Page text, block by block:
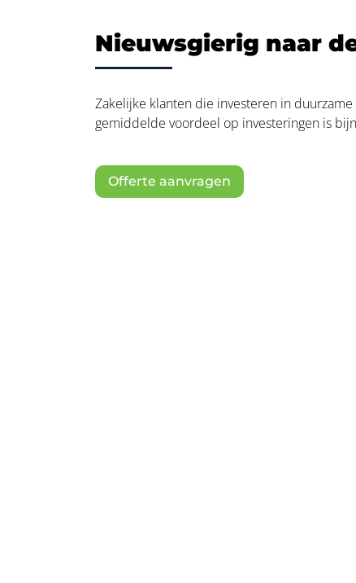
Nieuwsgierig naar
Zakelijke klanten die investeren in
gemiddelde voordeel op investeringen is
Offerte aanvragen